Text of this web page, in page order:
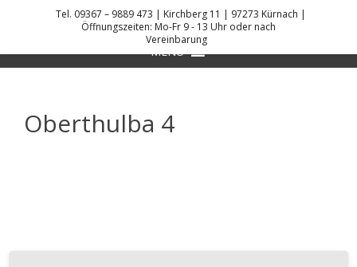
DANIEL KREIS KÜCHENPLANER
MENU
Oberthulba 4
Tel. 09367 – 9889 473 | Kirchberg 11 | 97273 Kürnach |
Öffnungszeiten: Mo-Fr 9 - 13 Uhr oder nach
Vereinbarung